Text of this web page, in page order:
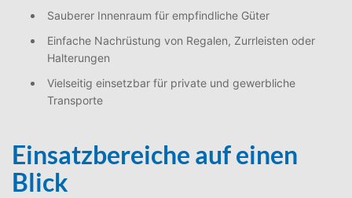
Sauberer Innenraum für empfindliche Güter
Einfache Nachrüstung von Regalen, Zurrleisten oder
Halterungen
Vielseitig einsetzbar für private und gewerbliche
Transporte
Einsatzbereiche auf einen
Blick